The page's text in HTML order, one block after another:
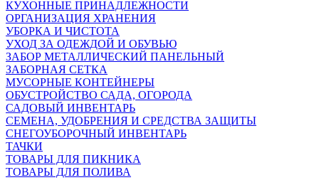
КУХОННЫЕ ПРИНАДЛЕЖНОСТИ
ОРГАНИЗАЦИЯ ХРАНЕНИЯ
УБОРКА И ЧИСТОТА
УХОД ЗА ОДЕЖДОЙ И ОБУВЬЮ
ЗАБОР МЕТАЛЛИЧЕСКИЙ ПАНЕЛЬНЫЙ
ЗАБОРНАЯ СЕТКА
МУСОРНЫЕ КОНТЕЙНЕРЫ
ОБУСТРОЙСТВО САДА, ОГОРОДА
САДОВЫЙ ИНВЕНТАРЬ
СЕМЕНА, УДОБРЕНИЯ И СРЕДСТВА ЗАЩИТЫ
СНЕГОУБОРОЧНЫЙ ИНВЕНТАРЬ
ТАЧКИ
ТОВАРЫ ДЛЯ ПИКНИКА
ТОВАРЫ ДЛЯ ПОЛИВА